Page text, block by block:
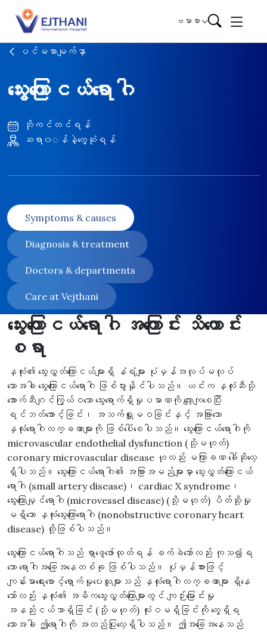
Skip to content
ဗမာစာ
ပင်မစာမျက်နှာ
သွေးကြောငယ်ရောဂါ
ဘိုကင်တင်ရန်
ဆရာ၀◌န်နဲ့တွေ့ဆုံရန်
Symptoms & causes
Diagnosis & treatment
Doctors & departments
Care at Vejthani
သွေးကြောငယ်ရောဂါ အကြောင်း သိကောင်း
စရာ
နှလုံး၏ သွေးလွှတ်ကြောငယ်များရှိ နံရံများ ပုံမှန်အလုပ်မလုပ်
သောအခါ သွေးကြောငယ်ရောဂါ ဖြစ်ပွားနိုင်ပါသည်။ ယင်းက နှလုံးဆီသို့
အောက်ဆီဂျင်ကြွယ်ဝသော သွေးရောက်ရှိမှုပမာဏကို လျော့ကျစေပြီး
ရင်ဘတ်အောင့်ခြင်း၊ အသက်ရှူမဝခြင်းနှင့် အခြားသော
နှလုံးရောဂါလက္ခဏာများကို ဖြစ်ပေါ်စေပါသည်။ သွေးကြောငယ်ရောဂါကို
microvascular endothelial dysfunction (သို့မဟုတ်)
coronary microvascular disease ဟုလည်း မကြာခဏ ခေါ်ဆိုလေ့
ရှိပါသည်။ သွေးကြောငယ်ရောဂါ၏ အခြားအမည်များမှာ သွေးလွှတ်ကြောငယ်
ရောဂါ (small artery disease)၊ cardiac X syndrome၊
သွေးကြောမျှင်ရောဂါ (microvessel disease) (သို့မဟုတ်) ပိတ်ဆို့မှု
မရှိသော နှလုံးသွေးကြောရောဂါ (nonobstructive coronary heart
disease) တို့ဖြစ်ပါသည်။
သွေးကြောငယ်ရောဂါသည် ရှာဖွေဖော်ထုတ်ရန် ခက်ခဲသော်လည်း ကုသ၍ရ
သော ရောဂါအခြေအနေတစ်ခု ဖြစ်ပါသည်။ ပုံမှန်အားဖြင့်
ကျန်းမာရေးစောင့်ရှောက်မှုပေးသူများသည် နှလုံးရောဂါလက္ခဏာများ ရှိနေ
သော်လည်း နှလုံး၏ အဓိကသွေးလွှတ်ကြောများတွင် ကျဉ်းမြောင်းမှု
အနည်းငယ်သာရှိခြင်း (သို့မဟုတ်) လုံးဝမရှိခြင်းကို တွေ့ရှိရ
သောအခါ ဤရောဂါကို အတည်ပြုလေ့ရှိပါသည်။ ဤအခြေအနေသည်